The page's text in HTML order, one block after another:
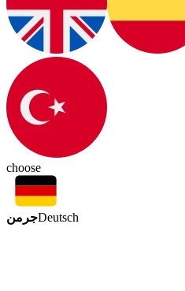
choose
جرمنDeutsch